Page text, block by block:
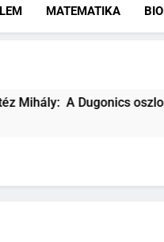
MATEMATIKA
verselemzés